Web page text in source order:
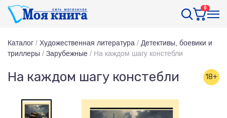
0
Каталог / Художественная литература / Детективы, боевики и
триллеры / Зарубежные / На каждом шагу констебли
На каждом шагу констебли 18+